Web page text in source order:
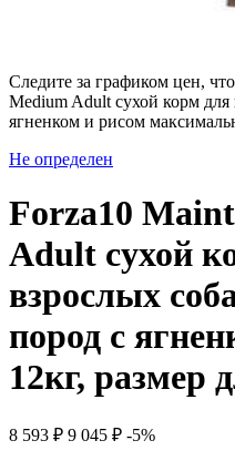
Следите за графиком цен,
Medium Adult сухой корм для
ягненком и рисом
Не определен
Forza10
Adult сухой
взрослых
пород с
12кг, размер
8 593 ₽ 9 045 ₽ -5%